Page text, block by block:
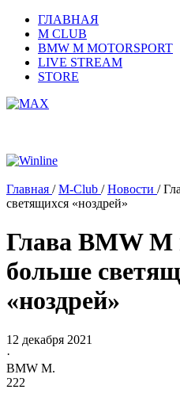
ГЛАВНАЯ
M CLUB
BMW M MOTORSPORT
LIVE STREAM
STORE
Главная /M-Club /Новости /
светящихся «ноздрей»
Глава BMW M
больше
«ноздрей»
12 декабря 2021
·
BMW M.
222